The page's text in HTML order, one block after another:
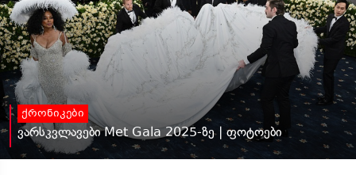
ქრონიკები
ვარსკვლავები Met Gala 2025-ზე | ფოტოები